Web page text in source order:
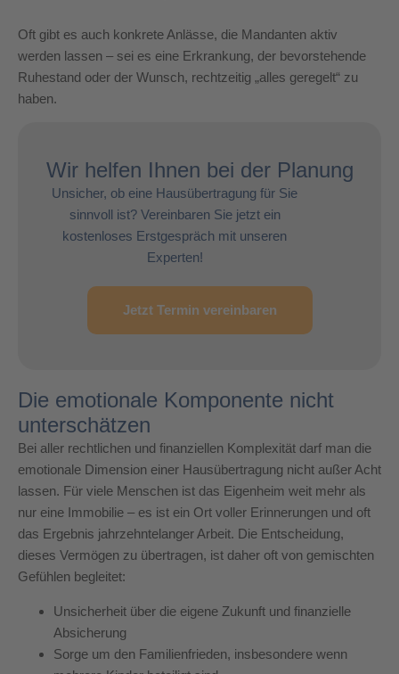
Oft gibt es auch konkrete Anlässe, die Mandanten aktiv
werden lassen – sei es eine Erkrankung, der bevorstehende
Ruhestand oder der Wunsch, rechtzeitig „alles geregelt“ zu
haben.
Wir helfen Ihnen bei der Planung
Unsicher, ob eine Hausübertragung für Sie
sinnvoll ist? Vereinbaren Sie jetzt ein
kostenloses Erstgespräch mit unseren
Experten!
Jetzt Termin vereinbaren
Die emotionale Komponente nicht
unterschätzen
Bei aller rechtlichen und finanziellen Komplexität darf man die
emotionale Dimension einer Hausübertragung nicht außer Acht
lassen. Für viele Menschen ist das Eigenheim weit mehr als
nur eine Immobilie – es ist ein Ort voller Erinnerungen und oft
das Ergebnis jahrzehntelanger Arbeit. Die Entscheidung,
dieses Vermögen zu übertragen, ist daher oft von gemischten
Gefühlen begleitet:
Unsicherheit über die eigene Zukunft und finanzielle
Absicherung
Sorge um den Familienfrieden, insbesondere wenn